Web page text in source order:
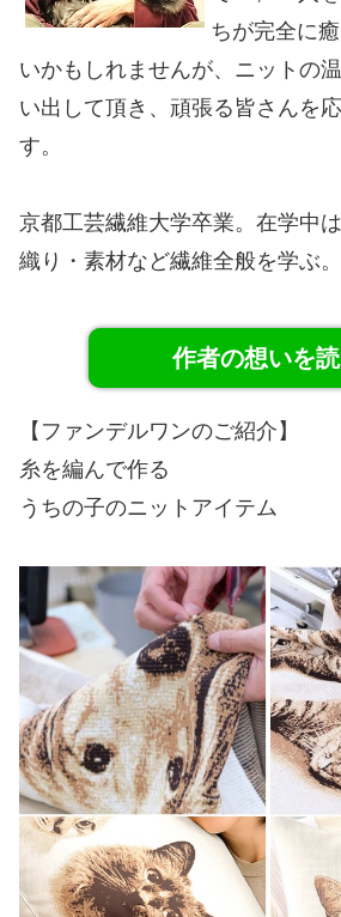
ちが完全に
いかもしれませんが、ニットの
い出して頂き、頑張る皆さんを
す。
京都工芸繊維大学卒業。在学中
織り・素材など繊維全般を学ぶ。
作者の想いを
【ファンデルワンのご紹介】
糸を編んで作る
うちの子のニットアイテム